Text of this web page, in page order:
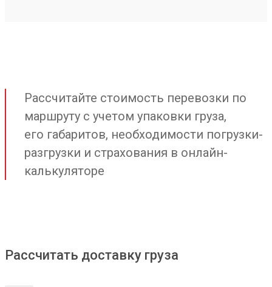
Рассчитайте стоимость перевозки по
маршруту с учетом упаковки груза,
его габаритов, необходимости погрузки-
разгрузки и страхования в онлайн-
калькуляторе
Рассчитать доставку груза